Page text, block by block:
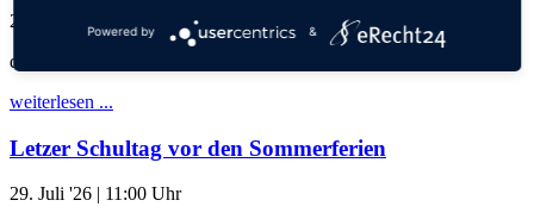
28. Juli '26
der Klassen 1-3 mit Eltern
weiterlesen ...
Letzer Schultag vor den Sommerferien
29. Juli '26 | 11:00 Uhr
Powered by &